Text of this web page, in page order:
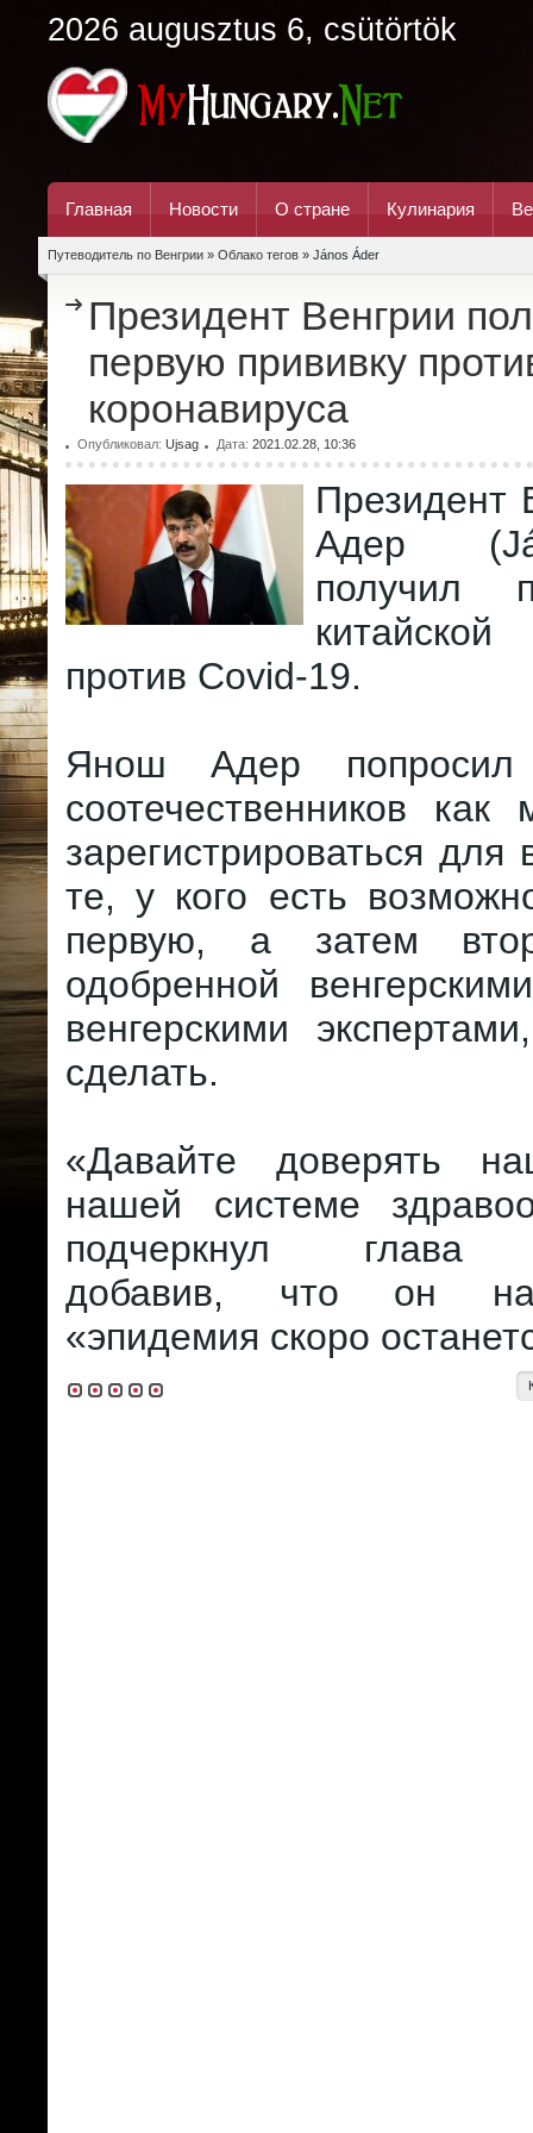
2026 augusztus 6, csütörtök
Главная Новости О стране Кулинария
Путеводитель по Венгрии » Облако тегов » János Áder
Президент Венгрии
первую прививку
коронавируса
Опубликовал: Ujsag Дата: 2021.02.28, 10:36
Президент
Адер
получил
против Covid-19.
Янош Адер попросил
соотечественников как
зарегистрироваться для
те, у кого есть
первую, а затем
одобренной
венгерскими
сделать.
«Давайте доверять
нашей системе
подчеркнул глава
добавив, что он
«эпидемия скоро